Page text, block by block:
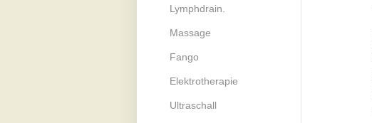
Lymphdrain.
Massage
Fango
Elektrotherapie
Ultraschall